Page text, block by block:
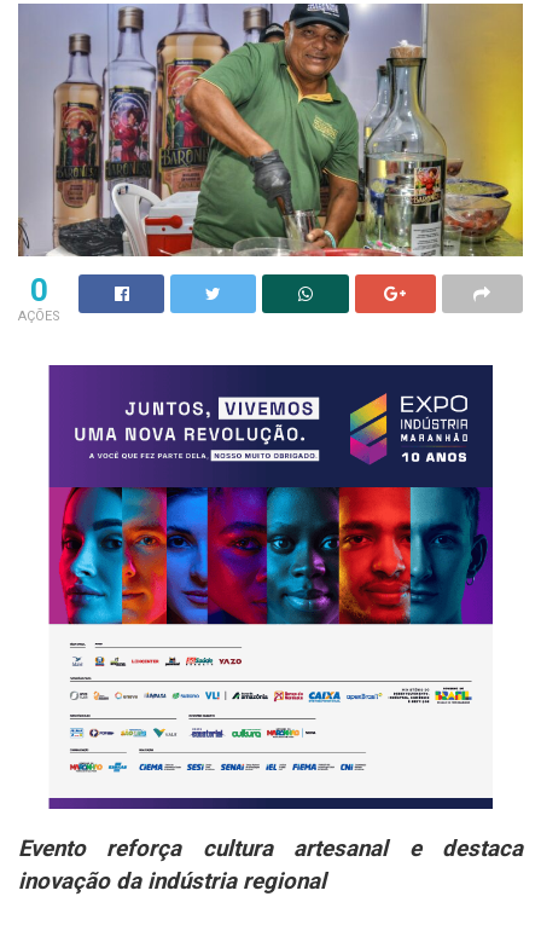
0
AÇÕES
Evento reforça cultura artesanal e destaca
inovação da indústria regional